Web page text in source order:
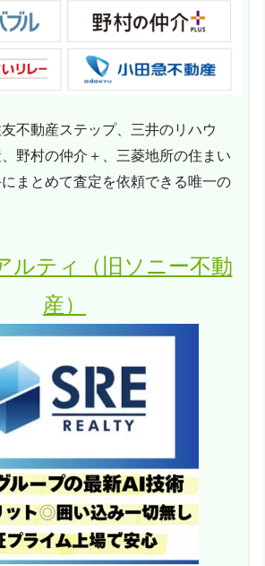
不動産ステップ、三井のリハウ
野村の仲介＋、三菱地所の住まい
まとめて査定を依頼できる唯一の
ルティ（旧ソニー不動
産）